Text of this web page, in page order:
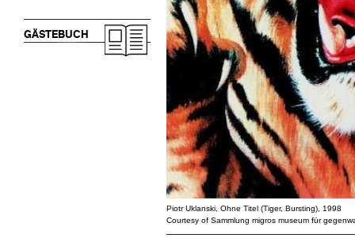
GÄSTEBUCH
Piotr Uklanski, Ohne Titel (Tiger, Bursting), 1998
Courtesy of Sammlung migros museum für